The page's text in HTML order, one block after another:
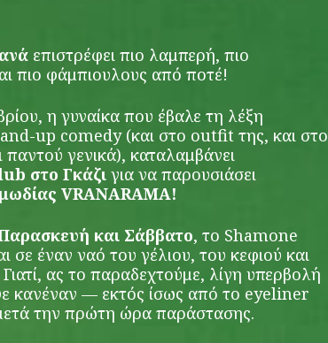
επιστρέφει πιο λαμπερή, πιο
πιο φάμπιουλους από ποτέ!
η γυναίκα που έβαλε τη λέξη
up comedy (και στο outfit της, και στο
γενικά), καταλαμβάνει
στο Γκάζι για να παρουσιάσει
VRANARAMA!
και Σάββατο, το Shamone
σε έναν ναό του γέλιου, του κεφιού και
ας το παραδεχτούμε, λίγη υπερβολή
κανέναν — εκτός ίσως από το eyeliner
την πρώτη ώρα παράστασης.